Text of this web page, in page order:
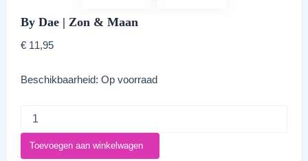
By Dae | Zon & Maan
€ 11,95
Beschikbaarheid: Op voorraad
Toevoegen aan winkelwagen